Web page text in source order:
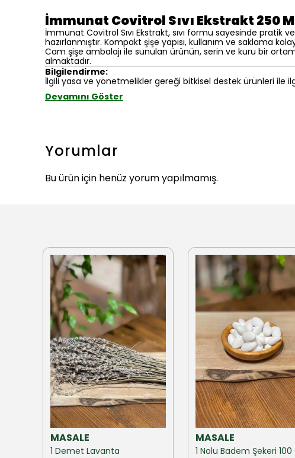
İmmunat Covitrol Sıvı Ekstrakt 250
İmmunat Covitrol Sıvı Ekstrakt, sıvı formu sayesinde pratik
hazırlanmıştır. Kompakt şişe yapısı, kullanım ve saklama
Cam şişe ambalajı ile sunulan ürünün, serin ve kuru bir
almaktadır.
Bilgilendirme:
İlgili yasa ve yönetmelikler gereği bitkisel destek ürünleri ile
Devamını Göster
Yorumlar
Bu ürün için henüz yorum yapılmamış.
MASALE
1 Demet Lavanta
MASALE
1 Nolu Badem Şekeri 100